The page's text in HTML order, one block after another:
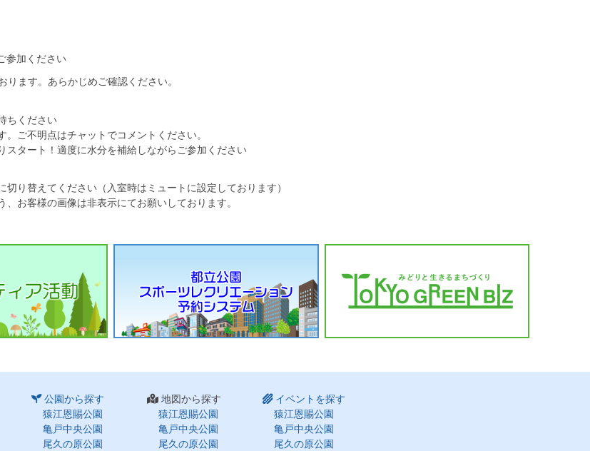
参加ください
ます。あらかじめご確認ください。
ちください
ご不明点はチャットでコメントください。
スタート！適度に水分を補給しながらご参加ください
り替えてください（入室時はミュートに設定しております）
お客様の画像は非表示にてお願いしております。
公園から探す
猿江恩賜公園
亀戸中央公園
尾久の原公園
地図から探す
猿江恩賜公園
亀戸中央公園
尾久の原公園
イベントを探す
猿江恩賜公園
亀戸中央公園
尾久の原公園